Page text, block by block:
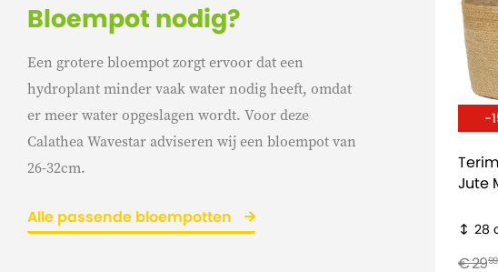
Bloempot nodig?
Een grotere bloempot zorgt ervoor dat een
hydroplant minder vaak water nodig heeft, omdat
er meer water opgeslagen wordt. Voor deze
Calathea Wavestar adviseren wij een bloempot van
26-32cm.
Alle passende bloempotten
-
Jute
28
€ 2999